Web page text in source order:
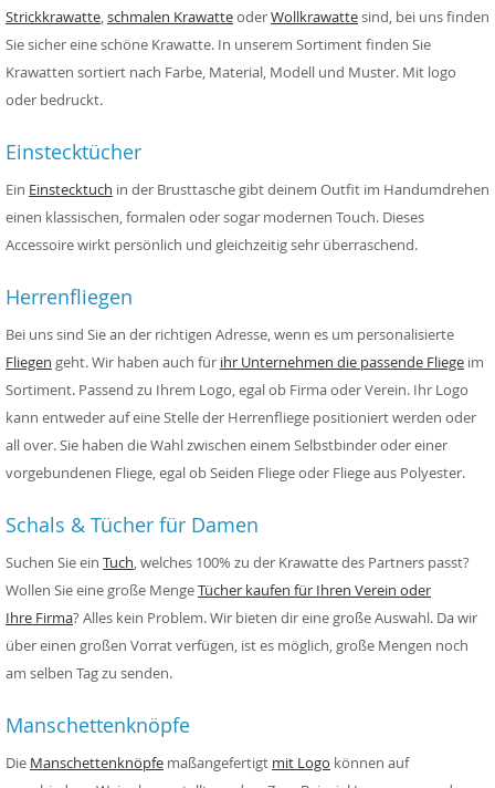
Strickkrawatte schmalen KrawatteoderWollkrawattesind, bei uns finden
Sie sicher eine schöne Krawatte. In unserem Sortiment finden Sie
Krawatten sortiert nach Farbe, Material, Modell und Muster. Mit logo
oder bedruckt.
Einstecktücher
Ein Einstecktuch in der Brusttasche gibt deinem Outfit im Handumdrehen
einen klassischen, formalen oder sogar modernen Touch. Dieses
Accessoire wirkt persönlich und gleichzeitig sehr überraschend.
Herrenfliegen
Bei uns sind Sie an der richtigen Adresse, wenn es um personalisierte
Fliegen geht. Wir haben auch für ihr Unternehmen die passende Fliege im
Sortiment. Passend zu Ihrem Logo, egal ob Firma oder Verein. Ihr Logo
kann entweder auf eine Stelle der Herrenfliege positioniert werden oder
all over. Sie haben die Wahl zwischen einem Selbstbinder oder einer
vorgebundenen Fliege, egal ob Seiden Fliege oder Fliege aus Polyester.
Schals & Tücher für Damen
Suchen Sie ein Tuch , welches 100% zu der Krawatte des Partners passt?
Wollen Sie eine große MengeTücher kaufen für Ihren Verein oder
Ihre Firma? Alles kein Problem. Wir bieten dir eine große Auswahl. Da wir
über einen großen Vorrat verfügen, ist es möglich, große Mengen noch
am selben Tag zu senden.
Manschettenknöpfe
Die Manschettenknöpfe maßangefertigt mit Logo können auf